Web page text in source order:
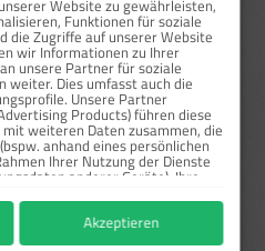
82,29 %
1-3 Tage
60x116 mm
68x35 mm
116x60 mm
168x88 mm
Website zu gewährleisten,
Funktionen für soziale
die Zugriffe auf unserer Website
wir Informationen zu Ihrer
unsere Partner für soziale
weiter. Dies umfasst auch die
Unsere Partner
Products) führen diese
weiteren Daten zusammen, die
anhand eines persönlichen
Ihrer Nutzung der Dienste
anderer Geräte). Ihre
auf den Datenschutz-Button links
Anpassungen
Akzeptieren